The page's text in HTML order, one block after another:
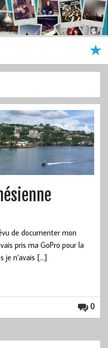
de documenter mon
pris ma GoPro pour la
je n’avais […]
0